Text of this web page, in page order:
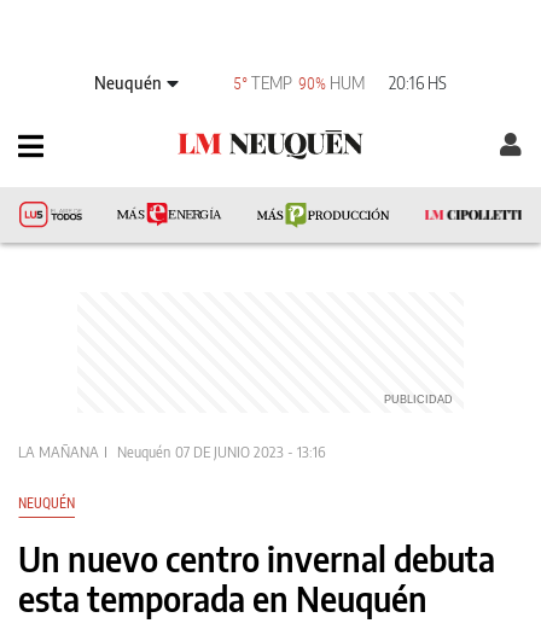
Neuquén 5°TEMP 90% HUM 20:16 HS
LA MAÑANA Neuquén 07 DE JUNIO 2023 - 13:16
NEUQUÉN
Un nuevo centro invernal debuta
esta temporada en Neuquén